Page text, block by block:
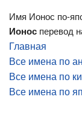
Имя Ионос по-
Ионос перевод
Главная
Все имена по
Все имена по
Все имена по